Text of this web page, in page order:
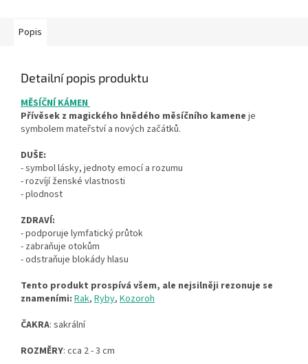
Popis
Detailní popis produktu
MĚSÍČNÍ KÁMEN
Přívěsek z magického hnědého měsíčního kamene je
symbolem mateřství a nových začátků.
DUŠE:
- symbol lásky, jednoty emocí a rozumu
- rozvíjí ženské vlastnosti
- plodnost
ZDRAVÍ:
- podporuje lymfatický průtok
- zabraňuje otokům
- odstraňuje blokády hlasu
Tento produkt prospívá všem, ale nejsilněji rezonuje se
znameními: Rak, Ryby, Kozoroh
ČAKRA: sakrální
ROZMĚRY: cca 2 - 3 cm